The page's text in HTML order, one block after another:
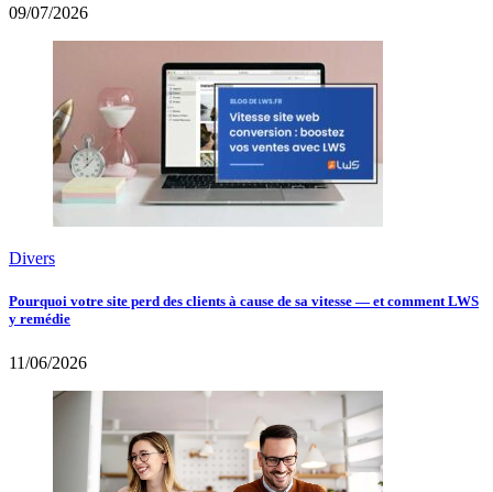
09/07/2026
Divers
Pourquoi votre site perd des clients à cause de sa vitesse — et comment LWS
y remédie
11/06/2026